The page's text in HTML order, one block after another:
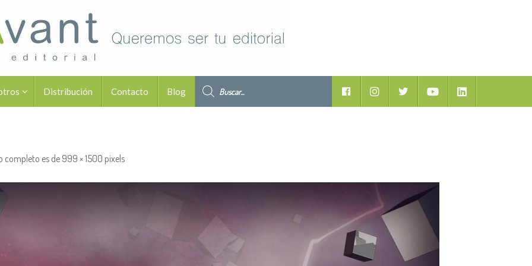
Distribución Contacto Blog
Facebook YoutubeLinkedIn
completo es de999 × 1500 pixels